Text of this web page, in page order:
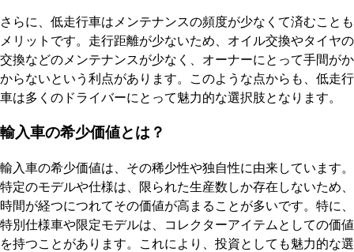
さらに、低走行車はメンテナンスの頻度が少なくて済むことも
メリットです。走行距離が少ないため、オイル交換やタイヤの
交換などのメンテナンスが少なく、オーナーにとって手間がか
からないという利点があります。このような点からも、低走行
車は多くのドライバーにとって魅力的な選択肢となります。
輸入車の希少価値とは？
輸入車の希少価値は、その稀少性や独自性に由来しています。
特定のモデルや仕様は、限られた生産数しか存在しないため、
時間が経つにつれてその価値が高まることが多いです。特に、
特別仕様車や限定モデルは、コレクターアイテムとしての価値
を持つことがあります。これにより、投資としても魅力的な選